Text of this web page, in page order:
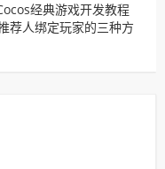
经典游戏开发教程
荐人绑定玩家的三种方